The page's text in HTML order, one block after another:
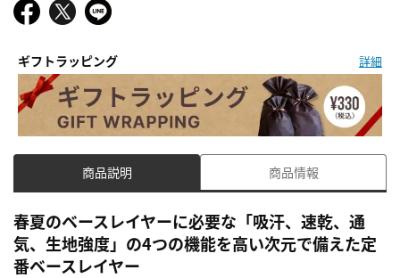
ギフトラッピング 詳細
商品説明 商品情報
春夏のベースレイヤーに必要な「吸汗、速乾、通
気、生地強度」の4つの機能を高い次元で備えた定
番ベースレイヤー